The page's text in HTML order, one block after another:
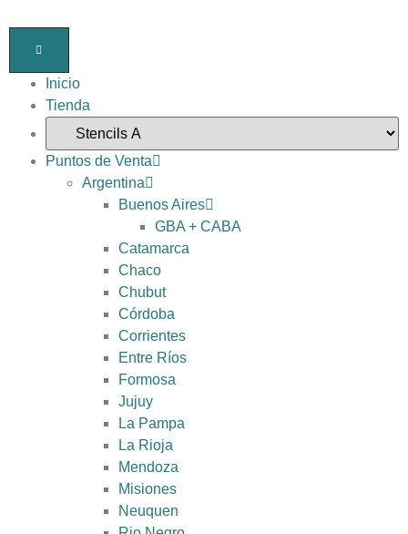
Inicio
Tienda
Puntos de Venta
Argentina
Buenos Aires
GBA + CABA
Catamarca
Chaco
Chubut
Córdoba
Corrientes
Entre Ríos
Formosa
Jujuy
La Pampa
La Rioja
Mendoza
Misiones
Neuquen